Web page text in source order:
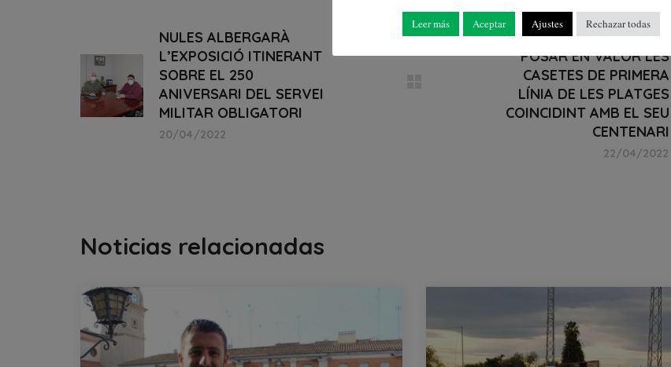
NULES ALBERGARÀ
L’EXPOSICIÓ ITINERANT
SOBRE EL 250
ANIVERSARI DEL SERVEI
MILITAR OBLIGATORI
20/04/2022
NULES PREPARA UNA
PROGRAMACIÓ PER
POSAR EN VALOR LES
CASETES DE PRIMERA
LÍNIA DE LES PLATGES
COINCIDINT AMB EL SEU
CENTENARI
22/04/2022
Noticias relacionadas
Leer más Aceptar Ajustes Rechazar todas